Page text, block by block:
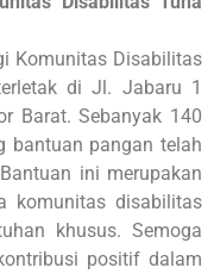
Komunitas Disabilitas
di Jl. Jabaru 1
Barat. Sebanyak 140
bantuan pangan telah
ini merupakan
komunitas disabilitas
khusus. Semoga
positif dalam